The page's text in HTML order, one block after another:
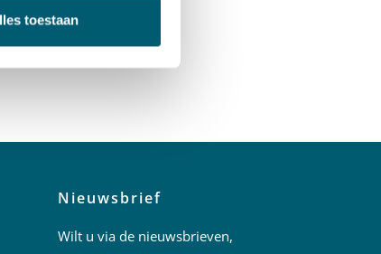
toestaan
Nieuwsbrief
Wilt u via de nieuwsbrieven,